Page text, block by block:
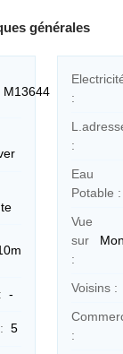
générales
M13644
-
5
:
:
Eau
Potable :
Vue
sur
:
Voisins :
: